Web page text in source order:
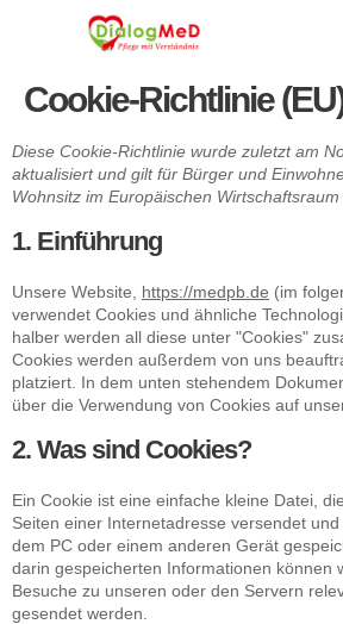
Cookie-Richtlinie
Diese Cookie-Richtlinie wurde zuletzt am
aktualisiert und gilt für Bürger und
Wohnsitz im Europäischen Wirtschaftsraum
1. Einführung
Unsere Website, https://medpb.de (im
verwendet Cookies und ähnliche
halber werden all diese unter "Cookies"
Cookies werden außerdem von uns
platziert. In dem unten stehendem
über die Verwendung von Cookies auf
2. Was sind Cookies?
Ein Cookie ist eine einfache kleine Datei,
Seiten einer Internetadresse versendet
dem PC oder einem anderen Gerät
darin gespeicherten Informationen können
Besuche zu unseren oder den Servern
gesendet werden.